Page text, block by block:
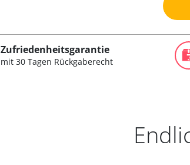
Zufriedenheitsgarantie
mit 30 Tagen Rückgaberecht